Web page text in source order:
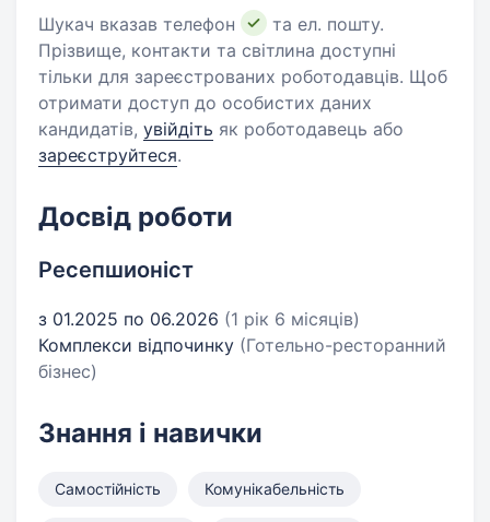
Шукач вказав телефон
та ел. пошту.
Прізвище, контакти та світлина доступні
тільки для зареєстрованих роботодавців. Щоб
отримати доступ до особистих даних
кандидатів, увійдіть як роботодавець або
зареєструйтеся.
Досвід роботи
Ресепшионіст
з 01.2025 по 06.2026 (1 рік 6 місяців)
Комплекси відпочинку (Готельно-ресторанний
бізнес)
Знання і навички
Самостійність Комунікабельність